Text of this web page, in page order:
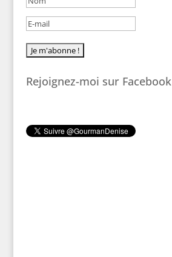
Rejoignez-moi sur Facebook